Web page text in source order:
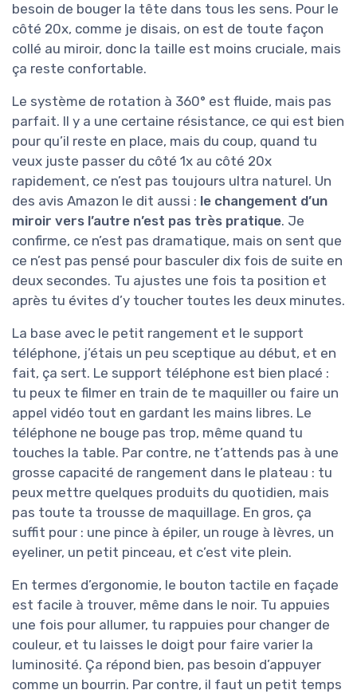
besoin de bouger la tête dans tous les sens. Pour le
côté 20x, comme je disais, on est de toute façon
collé au miroir, donc la taille est moins cruciale, mais
ça reste confortable.
Le système de rotation à 360° est fluide, mais pas
parfait. Il y a une certaine résistance, ce qui est bien
pour qu’il reste en place, mais du coup, quand tu
veux juste passer du côté 1x au côté 20x
rapidement, ce n’est pas toujours ultra naturel. Un
des avis Amazon le dit aussi : le changement d’un
miroir vers l’autre n’est pas très pratique. Je
confirme, ce n’est pas dramatique, mais on sent que
ce n’est pas pensé pour basculer dix fois de suite en
deux secondes. Tu ajustes une fois ta position et
après tu évites d’y toucher toutes les deux minutes.
La base avec le petit rangement et le support
téléphone, j’étais un peu sceptique au début, et en
fait, ça sert. Le support téléphone est bien placé :
tu peux te filmer en train de te maquiller ou faire un
appel vidéo tout en gardant les mains libres. Le
téléphone ne bouge pas trop, même quand tu
touches la table. Par contre, ne t’attends pas à une
grosse capacité de rangement dans le plateau : tu
peux mettre quelques produits du quotidien, mais
pas toute ta trousse de maquillage. En gros, ça
suffit pour : une pince à épiler, un rouge à lèvres, un
eyeliner, un petit pinceau, et c’est vite plein.
En termes d’ergonomie, le bouton tactile en façade
est facile à trouver, même dans le noir. Tu appuies
une fois pour allumer, tu rappuies pour changer de
couleur, et tu laisses le doigt pour faire varier la
luminosité. Ça répond bien, pas besoin d’appuyer
comme un bourrin. Par contre, il faut un petit temps